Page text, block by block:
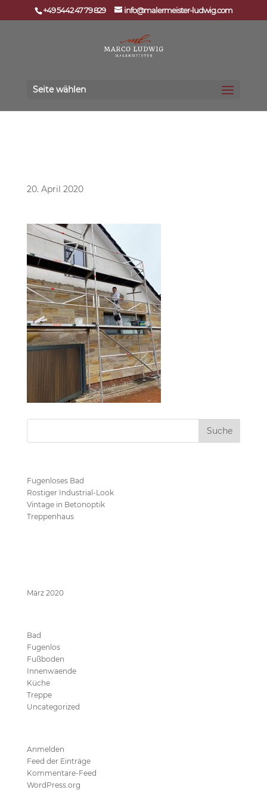
+49 5442 47 79 829 info@malermeister-ludwig.com
Seite wählen
20. April 2020
Fugenloses Bad
Rostiger Industrial-Look
Vintage in Betonoptik
Treppenhaus
März 2020
Bad
Fugenlos
Fußboden
Innenwaende
Küche
Treppe
Uncategorized
Anmelden
Feed der Einträge
Kommentare-Feed
WordPress.org